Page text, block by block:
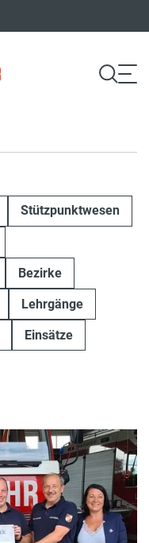
Stützpunktwesen
Bezirke
Lehrgänge
Einsätze